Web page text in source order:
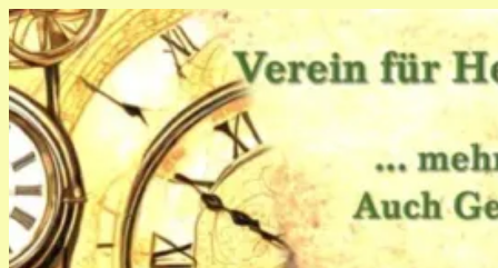
Zum
Inhalt
springen